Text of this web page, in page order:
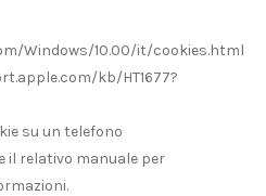
Windows/10.00/it/cookies.html
kb/HT1677?
su un telefono
il relativo manuale per